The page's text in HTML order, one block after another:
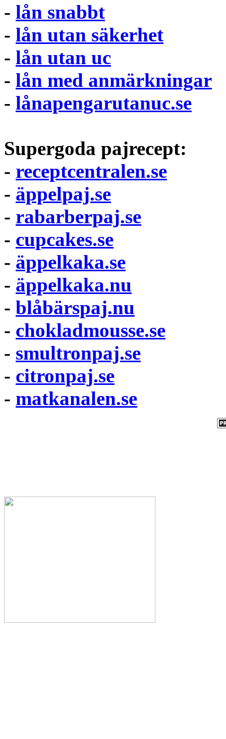
- lån snabbt
- lån utan säkerhet
- lån utan uc
- lån med anmärkningar
- lånapengarutanuc.se
Supergoda pajrecept:
- receptcentralen.se
- äppelpaj.se
- rabarberpaj.se
- cupcakes.se
- äppelkaka.se
- äppelkaka.nu
- blåbärspaj.nu
- chokladmousse.se
- smultronpaj.se
- citronpaj.se
- matkanalen.se